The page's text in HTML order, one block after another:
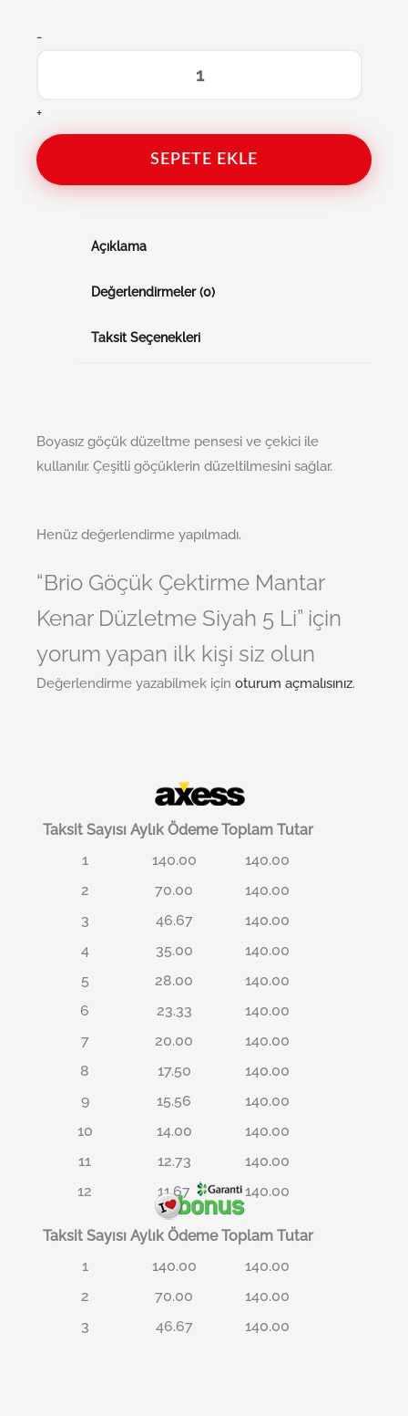
-
+
SEPETE EKLE
Açıklama
Değerlendirmeler (0)
Taksit Seçenekleri
Boyasız göçük düzeltme pensesi ve çekici ile
kullanılır. Çeşitli göçüklerin düzeltilmesini sağlar.
Henüz değerlendirme yapılmadı.
“Brio Göçük Çektirme Mantar
Kenar Düzletme Siyah 5 Li” için
yorum yapan ilk kişi siz olun
Değerlendirme yazabilmek için oturum açmalısınız.
Taksit Sayısı Aylık Ödeme Toplam Tutar
1
140.00
140.00
2
70.00
140.00
3
46.67
140.00
4
35.00
140.00
5
28.00
140.00
6
23.33
140.00
7
20.00
140.00
8
17.50
140.00
9
15.56
140.00
10
14.00
140.00
11
12.73
140.00
12
11.67 140.00
Taksit Sayısı Aylık Ödeme Toplam Tutar
1
140.00
140.00
2
70.00
140.00
3
46.67 140.00